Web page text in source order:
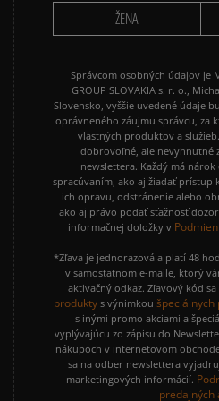
ŽENA
Správcom osobných údajov je
GROUP SLOVAKIA s. r. o.,
Slovensko, vyššie uvedené údaje
oprávneného záujmu správcu, za
vlastných produktov a
dobrovoľné, ale nevyhnutné
newslettera. Každý má
spracúvaním, ako aj žiadať prístup
ich opravu, odstránenie alebo
ako aj právo podať sťažnosť
informačnej doložky v
*Zľava je jednorazová a platí 48
v samostatnom e-maile, ktorý
aktivačný odkaz. Zľavový kód
produkty s výnimkou špeciálnych
s inými promo akciami a
vyplývajúcu zo zápisu do
nákupoch v internetovom
sa na odber newslettera
marketingových informácií.
predajných